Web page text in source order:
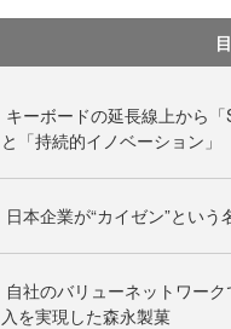
キーボードの延長線上から
と「持続的イノベーション」
日本企業が“カイゼン”とい
自社のバリューネットワー
入を実現した森永製菓